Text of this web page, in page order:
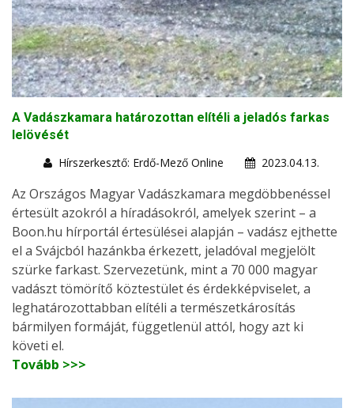
A Vadászkamara határozottan elítéli a jeladós farkas
lelövését
Hírszerkesztő: Erdő-Mező Online
2023.04.13.
Az Országos Magyar Vadászkamara megdöbbenéssel
értesült azokról a híradásokról, amelyek szerint – a
Boon.hu hírportál értesülései alapján – vadász ejthette
el a Svájcból hazánkba érkezett, jeladóval megjelölt
szürke farkast. Szervezetünk, mint a 70 000 magyar
vadászt tömörítő köztestület és érdekképviselet, a
leghatározottabban elítéli a természetkárosítás
bármilyen formáját, függetlenül attól, hogy azt ki
követi el.
Tovább >>>